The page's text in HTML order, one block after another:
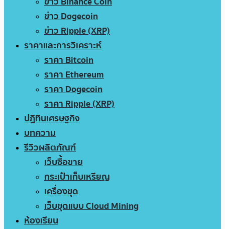
ข่าว Dogecoin
ข่าว Ripple (XRP)
ราคาและการวิเคราะห์
ราคา Bitcoin
ราคา Ethereum
ราคา Dogecoin
ราคา Ripple (XRP)
ปฏิทินเศรษฐกิจ
บทความ
รีวิวผลิตภัณฑ์
เว็บซื้อขาย
กระเป๋าเก็บเหรียญ
เครื่องขุด
เว็บขุดแบบ Cloud Mining
ห้องเรียน